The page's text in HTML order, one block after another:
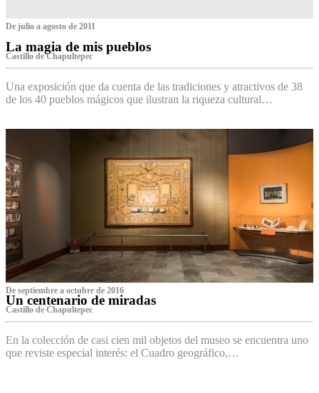
De julio a agosto de 2011
La magia de mis pueblos
Castillo de Chapultepec
Una exposición que da cuenta de las tradiciones y atractivos de 38
de los 40 pueblos mágicos que ilustran la riqueza cultural…
De septiembre a octubre de 2016
Un centenario de miradas
Castillo de Chapultepec
En la colección de casi cien mil objetos del museo se encuentra uno
que reviste especial interés: el Cuadro geográfico,…